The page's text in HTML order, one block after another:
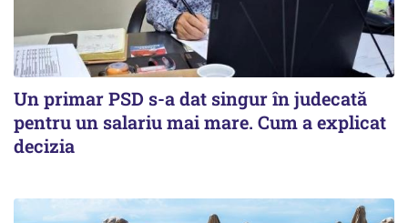
Un primar PSD s-a dat singur în judecată
pentru un salariu mai mare. Cum a explicat
decizia